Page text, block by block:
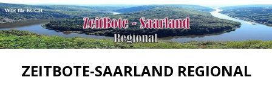
ZEITBOTE-SAARLAND REGIONAL